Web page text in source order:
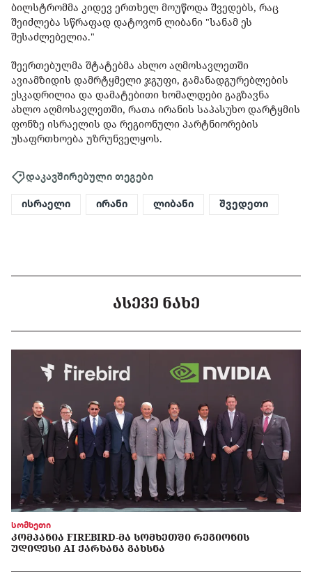
ბილსტრომმა კიდევ ერთხელ მოუწოდა შვედებს, რაც
შეიძლება სწრაფად დატოვონ ლიბანი "სანამ ეს
შესაძლებელია."
შეერთებულმა შტატებმა ახლო აღმოსავლეთში
ავიამზიდის დამრტყმელი ჯგუფი, გამანადგურებლების
ესკადრილია და დამატებითი ხომალდები გაგზავნა
ახლო აღმოსავლეთში, რათა ირანის საპასუხო დარტყმის
ფონზე ისრაელის და რეგიონული პარტნიორების
უსაფრთხოება უზრუნველყოს.
დაკავშირებული თეგები
ისრაელი ირანი ლიბანი შვედეთი
ᲐᲡᲔᲕᲔ ᲜᲐᲮᲔ
სომხეთი
ᲙᲝᲛᲞᲐᲜᲘᲐ FIREBIRD-ᲛᲐ ᲡᲝᲛᲮᲔᲗᲨᲘ ᲠᲔᲒᲘᲝᲜᲘᲡ
ᲣᲓᲘᲓᲔᲡᲘ AI ᲥᲐᲠᲮᲐᲜᲐ ᲒᲐᲮᲡᲜᲐ